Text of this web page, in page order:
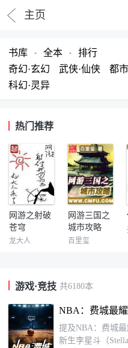
主页
书库 ・ 全本 ・
排行
奇幻·玄幻
武侠·仙侠 都
科幻·灵异
热门推荐
网游之射破
苍穹
龙大人
网游三国之
城市攻略
百里玺
游戏·竞技 共6180本
NBA：费城最
提及NBA：费城
新生李星斗（